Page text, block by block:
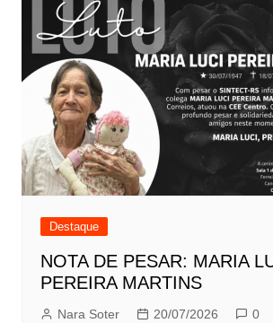
Destaque
NOTA DE PESAR: MARIA
PEREIRA MARTINS
Nara Soter 20/07/2026 0